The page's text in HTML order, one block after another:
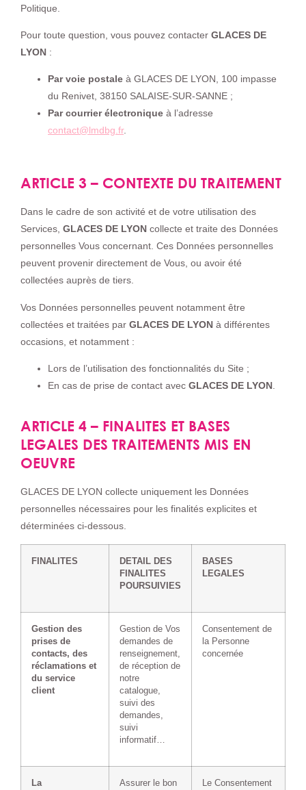
Politique.
Pour toute question, vous pouvez contacter GLACES DE
LYON :
Par voie postale à GLACES DE LYON, 100 impasse
du Renivet, 38150 SALAISE-SUR-SANNE ;
Par courrier électronique à l’adresse
contact@lmdbg.fr.
ARTICLE 3 – CONTEXTE DU TRAITEMENT
Dans le cadre de son activité et de votre utilisation des
Services, GLACES DE LYON collecte et traite des Données
personnelles Vous concernant. Ces Données personnelles
peuvent provenir directement de Vous, ou avoir été
collectées auprès de tiers.
Vos Données personnelles peuvent notamment être
collectées et traitées par GLACES DE LYON à différentes
occasions, et notamment :
Lors de l’utilisation des fonctionnalités du Site ;
En cas de prise de contact avec GLACES DE LYON
ARTICLE 4 – FINALITES ET BASES
LEGALES DES TRAITEMENTS MIS EN
OEUVRE
GLACES DE LYON collecte uniquement les Données
personnelles nécessaires pour les finalités explicites et
déterminées ci-dessous.
FINALITES
DETAIL DES
FINALITES
POURSUIVIES
BASES
LEGALES
Gestion des
prises de
contacts, des
réclamations et
du service
client
Gestion de Vos
demandes de
renseignement,
de réception de
notre
catalogue,
suivi des
demandes,
suivi
informatif…
Consentement de
la Personne
concernée
La
Assurer le bon
Le Consentement